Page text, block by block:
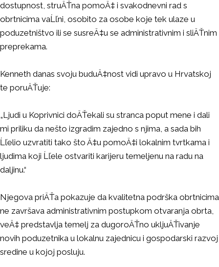
dostupnost, struÄŤna pomoÄ‡ i svakodnevni rad s
obrtnicima vaĹľni, osobito za osobe koje tek ulaze u
poduzetništvo ili se susreÄ‡u se administrativnim i sliÄŤnim
preprekama.
Kenneth danas svoju buduÄ‡nost vidi upravo u Hrvatskoj
te poruÄŤuje:
„Ljudi u Koprivnici doÄŤekali su stranca poput mene i dali
mi priliku da nešto izgradim zajedno s njima, a sada bih
Ĺľelio uzvratiti tako što Ä‡u pomoÄ‡i lokalnim tvrtkama i
ljudima koji Ĺľele ostvariti karijeru temeljenu na radu na
daljinu.“
Njegova priÄŤa pokazuje da kvalitetna podrška obrtnicima
ne završava administrativnim postupkom otvaranja obrta,
veÄ‡ predstavlja temelj za dugoroÄŤno ukljuÄŤivanje
novih poduzetnika u lokalnu zajednicu i gospodarski razvoj
sredine u kojoj posluju.